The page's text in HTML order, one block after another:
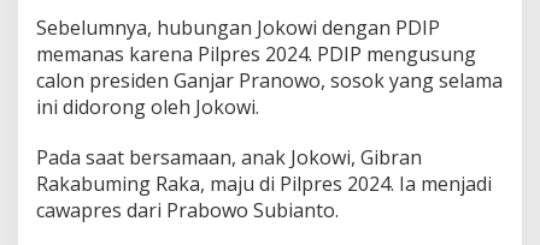
Sebelumnya, hubungan Jokowi dengan PDIP
memanas karena Pilpres 2024. PDIP mengusung
calon presiden Ganjar Pranowo, sosok yang selama
ini didorong oleh Jokowi.
Pada saat bersamaan, anak Jokowi, Gibran
Rakabuming Raka, maju di Pilpres 2024. Ia menjadi
cawapres dari Prabowo Subianto.